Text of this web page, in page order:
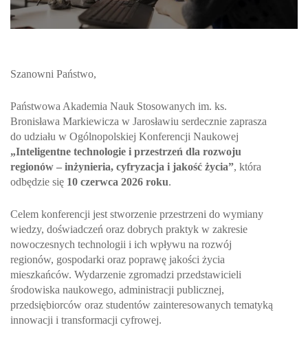
Szanowni Państwo,
Państwowa Akademia Nauk Stosowanych im. ks.
Bronisława Markiewicza w Jarosławiu serdecznie zaprasza
do udziału w Ogólnopolskiej Konferencji Naukowej
„Inteligentne technologie i przestrzeń dla rozwoju
regionów – inżynieria, cyfryzacja i jakość życia”, która
odbędzie się 10 czerwca 2026 roku.
Celem konferencji jest stworzenie przestrzeni do wymiany
wiedzy, doświadczeń oraz dobrych praktyk w zakresie
nowoczesnych technologii i ich wpływu na rozwój
regionów, gospodarki oraz poprawę jakości życia
mieszkańców. Wydarzenie zgromadzi przedstawicieli
środowiska naukowego, administracji publicznej,
przedsiębiorców oraz studentów zainteresowanych tematyką
innowacji i transformacji cyfrowej.